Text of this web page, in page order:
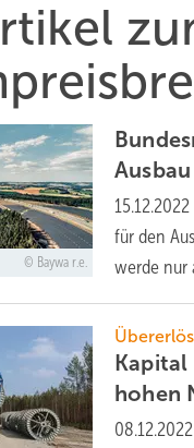
Baywa r.e.
15.12.2022
für den
werde nur
hohen
08.12.2022